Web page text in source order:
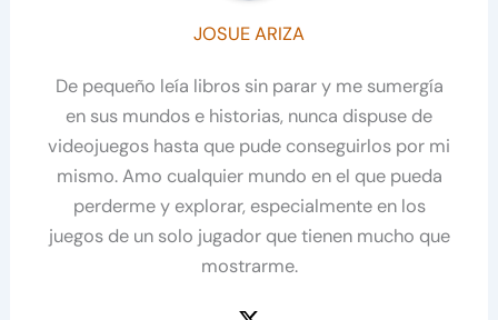
JOSUE ARIZA
De pequeño leía libros sin parar y me sumergía
en sus mundos e historias, nunca dispuse de
videojuegos hasta que pude conseguirlos por mi
mismo. Amo cualquier mundo en el que pueda
perderme y explorar, especialmente en los
juegos de un solo jugador que tienen mucho que
mostrarme.